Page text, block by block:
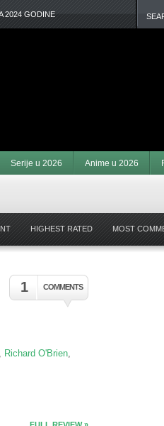
2024 GODINE
Serije u 2026 Anime u 2026
HIGHEST RATED MOST
1 COMMENTS
, Richard O'Brien,